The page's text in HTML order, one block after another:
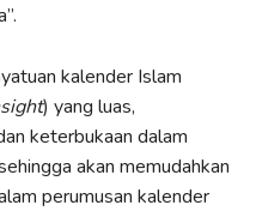
kalender Islam
) yang luas,
keterbukaan dalam
akan memudahkan
perumusan kalender